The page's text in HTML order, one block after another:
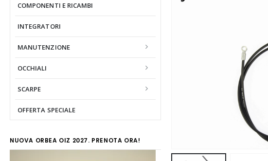
COMPONENTI E RICAMBI
INTEGRATORI
MANUTENZIONE
OCCHIALI
SCARPE
OFFERTA SPECIALE
NUOVA ORBEA OIZ 2027. PRENOTA ORA!